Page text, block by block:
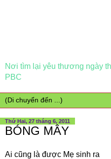
Nơi tìm lại yêu thương ngày
PBC
Thứ Hai, 27 tháng 6, 2011
BÓNG MÂY
Ai cũng là được Mẹ sinh ra